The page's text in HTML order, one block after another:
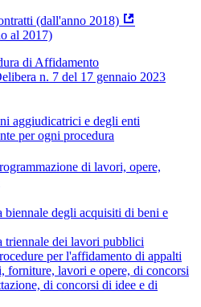
(dall'anno 2018)
al 2017)
di Affidamento
n. 7 del 17 gennaio 2023
aggiudicatrici e degli enti
per ogni procedura
di lavori, opere,
biennale degli acquisiti di beni e
triennale dei lavori pubblici
per l'affidamento di appalti
forniture, lavori e opere, di concorsi
di concorsi di idee e di